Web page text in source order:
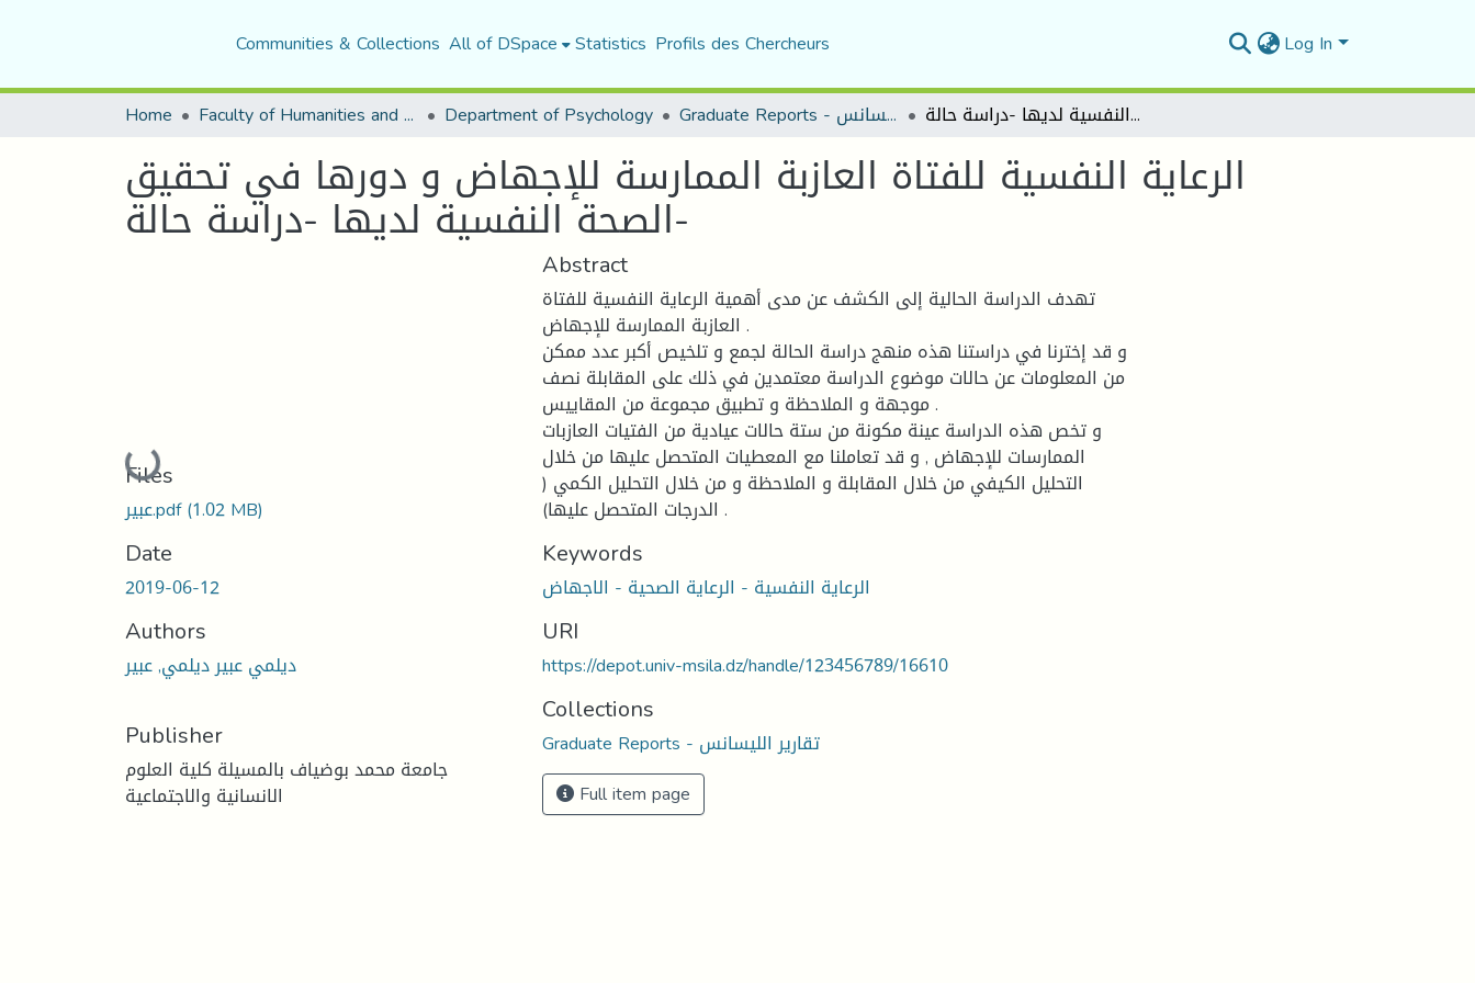
Communities & Collections All of DSpace Statistics Profils des Chercheurs Log In
Home Faculty of Humanities and Social Sciences Department of Psychology Graduate Reports - تقارير الليسانس الرعاية النفسية للفتاة العازبة الممارسة للإجهاض و دورها في تحقيق الصحة النفسية لديها -دراسة حالة-
الرعاية النفسية للفتاة العازبة الممارسة للإجهاض و دورها في تحقيق
الصحة النفسية لديها -دراسة حالة-
Loading...
Files
عبير.pdf(1.02 MB)
Date
2019-06-12
Authors
ديلمي عبير ديلمي, عبير
Publisher
جامعة محمد بوضياف بالمسيلة كلية العلوم
الانسانية والاجتماعية
Abstract
تهدف الدراسة الحالية إلى الكشف عن مدى أهمية الرعاية النفسية للفتاة
العازبة الممارسة للإجهاض .
و قد إخترنا في دراستنا هذه منهج دراسة الحالة لجمع و تلخيص أكبر عدد ممكن
من المعلومات عن حالات موضوع الدراسة معتمدين في ذلك على المقابلة نصف
موجهة و الملاحظة و تطبيق مجموعة من المقاييس .
و تخص هذه الدراسة عينة مكونة من ستة حالات عيادية من الفتيات العازبات
الممارسات للإجهاض , و قد تعاملنا مع المعطيات المتحصل عليها من خلال
التحليل الكيفي من خلال المقابلة و الملاحظة و من خلال التحليل الكمي (
الدرجات المتحصل عليها) .
Keywords
الرعاية النفسية - الرعاية الصحية - الاجهاض
URI
https://depot.univ-msila.dz/handle/123456789/16610
Collections
Graduate Reports - تقارير الليسانس
Full item page